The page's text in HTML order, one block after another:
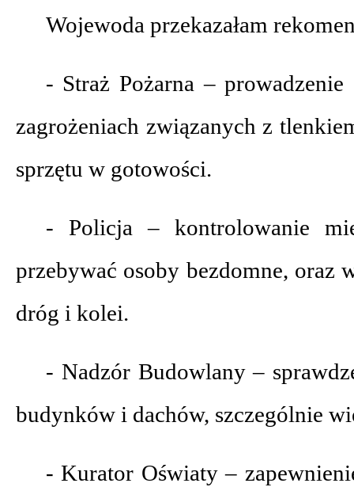
Wojewoda przekazałam
- Straż Pożarna –
zagrożeniach związanych z
sprzętu w gotowości.
- Policja – kontrolowanie
przebywać osoby bezdomne, oraz
dróg i kolei.
- Nadzór Budowlany –
budynków i dachów, szczególnie
- Kurator Oświaty –